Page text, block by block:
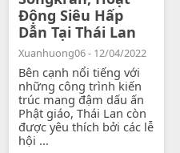
Động Siêu Hấp
Dẫn Tại Thái Lan
Xuanhuong06 - 12/04/2022
Bên cạnh nổi tiếng với
những công trình kiến
trúc mang đậm dấu ấn
Phật giáo, Thái Lan còn
được yêu thích bởi các lễ
hội ...